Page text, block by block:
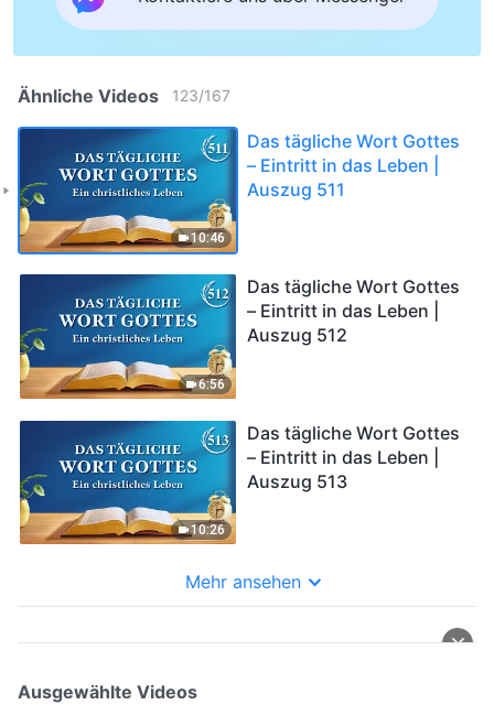
Ähnliche Videos 123/167
10:46
Das tägliche Wort Gottes
– Eintritt in das Leben |
Auszug 511
6:56
Das tägliche Wort Gottes
– Eintritt in das Leben |
Auszug 512
10:26
Das tägliche Wort Gottes
– Eintritt in das Leben |
Auszug 513
Mehr ansehen
Ausgewählte Videos